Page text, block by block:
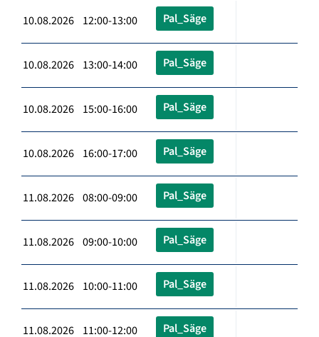
10.08.2026 12:00-13:00 Pal_Säge
10.08.2026 13:00-14:00 Pal_Säge
10.08.2026 15:00-16:00 Pal_Säge
10.08.2026 16:00-17:00 Pal_Säge
11.08.2026 08:00-09:00 Pal_Säge
11.08.2026 09:00-10:00 Pal_Säge
11.08.2026 10:00-11:00 Pal_Säge
11.08.2026 11:00-12:00 Pal_Säge